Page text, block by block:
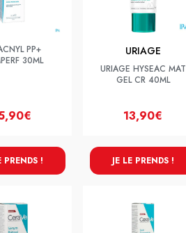
PP+
30ML
PRENDS !
URIAGE
URIAGE HYSEAC MAT
GEL CR 40ML
13,90€
JE LE PRENDS !